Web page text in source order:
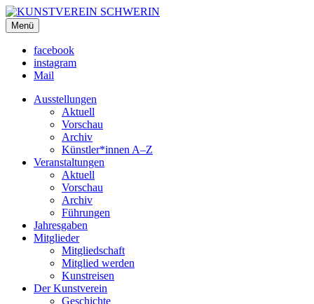
KUNSTVEREIN SCHWERIN
Für Mecklenburg und Vorpommern
Menü
facebook
instagram
Mail
Ausstellungen
Aktuell
Vorschau
Archiv
Künstler*innen A–Z
Veranstaltungen
Aktuell
Vorschau
Archiv
Führungen
Jahresgaben
Mitglieder
Mitgliedschaft
Mitglied werden
Kunstreisen
Der Kunstverein
Geschichte